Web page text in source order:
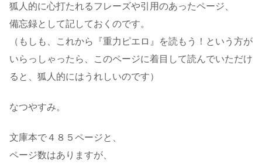
狐人的に心打たれるフレーズや引用のあったページ、
備忘録として記しておくのです。
（もしも、これから『重力ピエロ』を読もう！という方が
いらっしゃったら、このページに着目して読んでいただけ
ると、狐人的にはうれしいのです）
なつやすみ。
文庫本で４８５ページと、
ページ数はありますが、